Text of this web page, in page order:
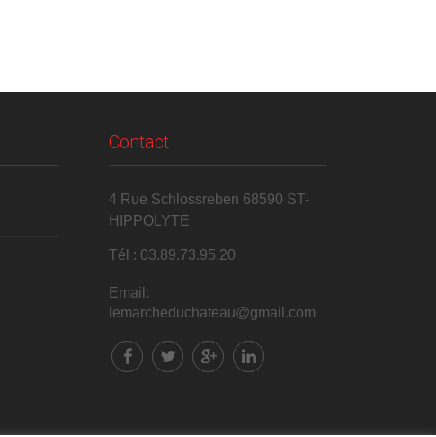
Contact
4 Rue Schlossreben 68590 ST-
HIPPOLYTE
Tél : 03.89.73.95.20
Email:
lemarcheduchateau@gmail.com